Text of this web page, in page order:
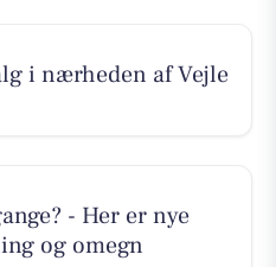
i nærheden af Vejle
- Her er nye
og omegn